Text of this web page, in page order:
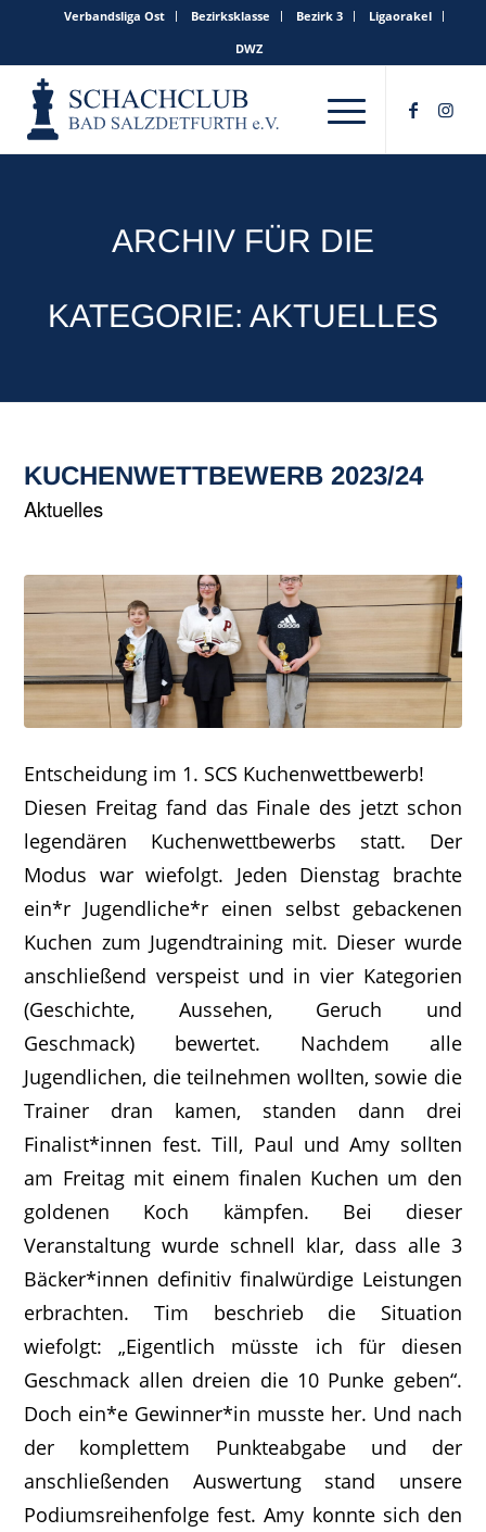
Verbandsliga Ost Bezirksklasse Bezirk 3
Ligaorakel
DWZ
ARCHIV FÜR DIE
KATEGORIE: AKTUELLES
KUCHENWETTBEWERB 2023/24
Aktuelles
Entscheidung im 1. SCS Kuchenwettbewerb!
Diesen Freitag fand das Finale des jetzt schon
legendären Kuchenwettbewerbs statt. Der
Modus war wiefolgt. Jeden Dienstag brachte
ein*r Jugendliche*r einen selbst gebackenen
Kuchen zum Jugendtraining mit. Dieser wurde
anschließend verspeist und in vier Kategorien
(Geschichte, Aussehen, Geruch und
Geschmack) bewertet. Nachdem alle
Jugendlichen, die teilnehmen wollten, sowie die
Trainer dran kamen, standen dann drei
Finalist*innen fest. Till, Paul und Amy sollten
am Freitag mit einem finalen Kuchen um den
goldenen Koch kämpfen. Bei dieser
Veranstaltung wurde schnell klar, dass alle 3
Bäcker*innen definitiv finalwürdige Leistungen
erbrachten. Tim beschrieb die Situation
wiefolgt: „Eigentlich müsste ich für diesen
Geschmack allen dreien die 10 Punke geben“.
Doch ein*e Gewinner*in musste her. Und nach
der komplettem Punkteabgabe und der
anschließenden Auswertung stand unsere
Podiumsreihenfolge fest. Amy konnte sich den